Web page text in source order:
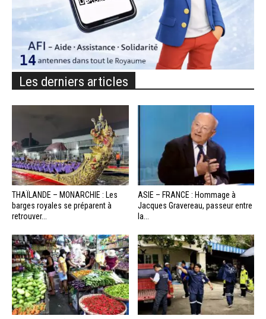
Les derniers articles
THAÏLANDE – MONARCHIE : Les
barges royales se préparent à
retrouver...
ASIE – FRANCE : Hommage à
Jacques Gravereau, passeur entre
la...